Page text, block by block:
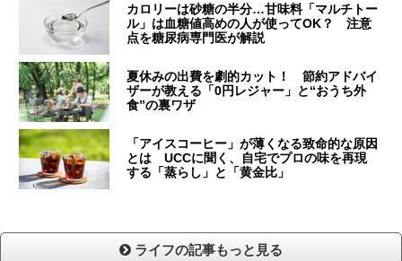
カロリーは砂糖の半分…甘味料「マルチトー
ル」は血糖値高めの人が使ってOK？ 注意
点を糖尿病専門医が解説
夏休みの出費を劇的カット！ 節約アドバイ
ザーが教える「0円レジャー」と“おうち外
食”の裏ワザ
「アイスコーヒー」が薄くなる致命的な原因
とは UCCに聞く、自宅でプロの味を再現
する「蒸らし」と「黄金比」
ライフの記事もっと見る